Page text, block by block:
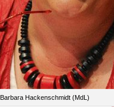
Barbara Hackenschmidt (MdL)